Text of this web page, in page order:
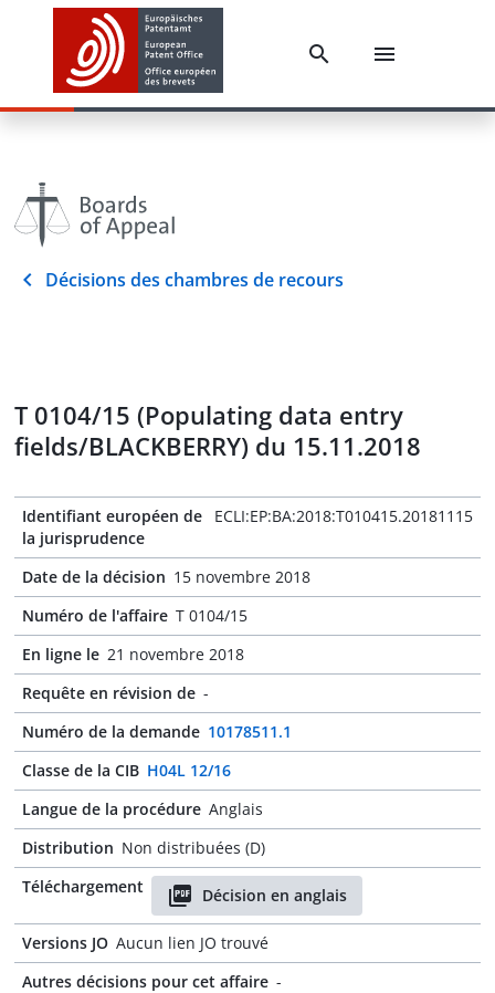
Décisions des chambres de recours
T 0104/15 (Populating data entry
fields/BLACKBERRY) du 15.11.2018
Identifiant européen de
la jurisprudence
ECLI:EP:BA:2018:T010415.20181115
Date de la décision 15 novembre 2018
Numéro de l'affaire T 0104/15
En ligne le 21 novembre 2018
Requête en révision de -
Numéro de la demande 10178511.1
Classe de la CIB H04L 12/16
Langue de la procédure Anglais
Distribution Non distribuées (D)
Téléchargement
Décision en anglais
Versions JO Aucun lien JO trouvé
Autres décisions pour cet affaire -